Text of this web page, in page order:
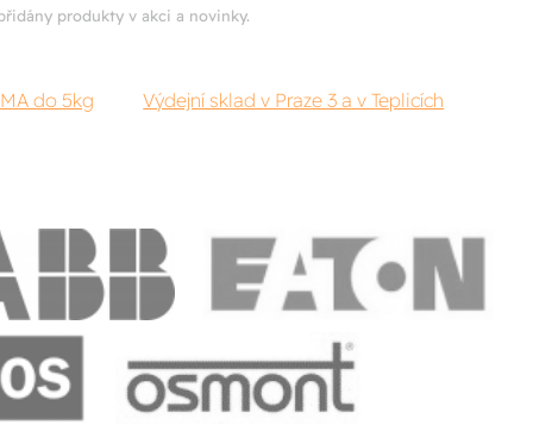
produkty v akci a novinky.
do 5kg
Výdejní sklad v Praze 3 a v Teplicích